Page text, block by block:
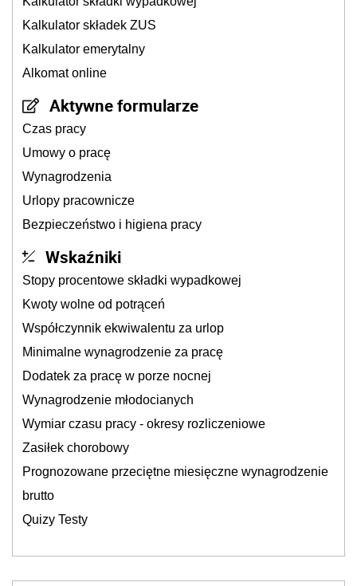
Kalkulator składek ZUS
Kalkulator emerytalny
Alkomat online
Aktywne formularze
Czas pracy
Umowy o pracę
Wynagrodzenia
Urlopy pracownicze
Bezpieczeństwo i higiena pracy
Wskaźniki
Stopy procentowe składki wypadkowej
Kwoty wolne od potrąceń
Współczynnik ekwiwalentu za urlop
Minimalne wynagrodzenie za pracę
Dodatek za pracę w porze nocnej
Wynagrodzenie młodocianych
Wymiar czasu pracy - okresy rozliczeniowe
Zasiłek chorobowy
Prognozowane przeciętne miesięczne wynagrodzenie
brutto
Quizy Testy